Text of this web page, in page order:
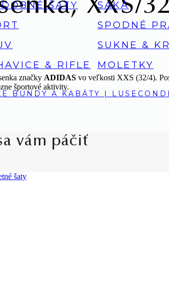
ŠATY
& RIFLE
SAKÁ
SPODNÉ
SUKNE &
MOLETKY
XXS/
značky ADIDAS vo veľkosti XXS (32/4).
športové aktivity.
vám páčiť